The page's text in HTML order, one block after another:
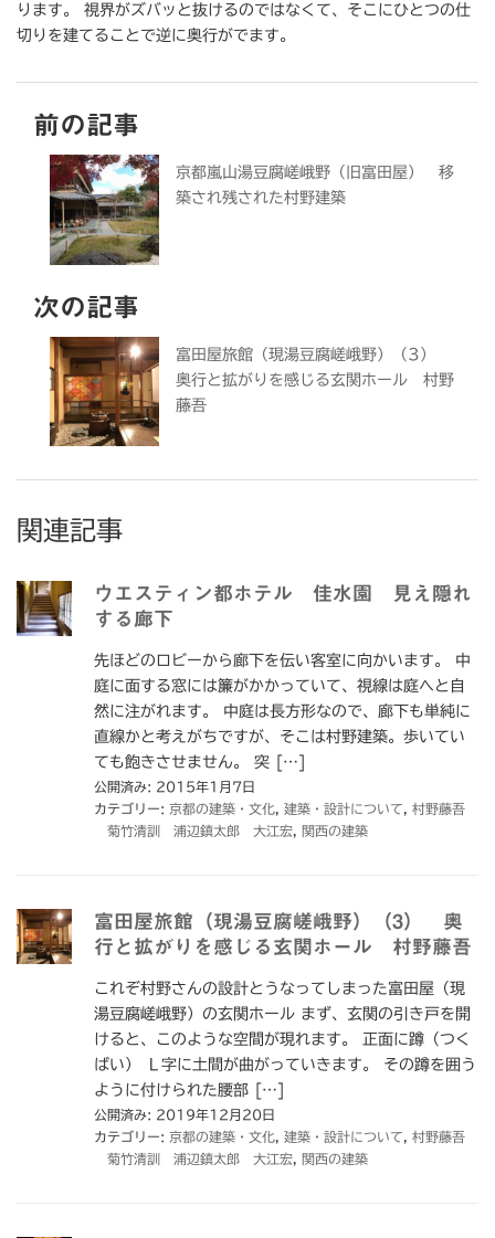
ります。 視界がズバッと抜けるのではなくて、そこにひとつの仕
切りを建てることで逆に奥行がでます。
前の記事
京都嵐山湯豆腐嵯峨野（旧富田屋） 移
築され残された村野建築
次の記事
富田屋旅館（現湯豆腐嵯峨野）（3）
奥行と拡がりを感じる玄関ホール 村野
藤吾
関連記事
ウエスティン都ホテル 佳水園 見え隠れ
する廊下
先ほどのロビーから廊下を伝い客室に向かいます。 中
庭に面する窓には簾がかかっていて、視線は庭へと自
然に注がれます。 中庭は長方形なので、廊下も単純に
直線かと考えがちですが、そこは村野建築。歩いてい
ても飽きさせません。 突 […]
公開済み: 2015年1月7日
カテゴリー: 京都の建築・文化, 建築・設計について, 村野藤吾
菊竹清訓 浦辺鎮太郎 大江宏, 関西の建築
富田屋旅館（現湯豆腐嵯峨野）（3） 奥
行と拡がりを感じる玄関ホール 村野藤吾
これぞ村野さんの設計とうなってしまった富田屋（現
湯豆腐嵯峨野）の玄関ホール まず、玄関の引き戸を開
けると、このような空間が現れます。 正面に蹲（つく
ばい） Ｌ字に土間が曲がっていきます。 その蹲を囲う
ように付けられた腰部 […]
公開済み: 2019年12月20日
カテゴリー: 京都の建築・文化, 建築・設計について, 村野藤吾
菊竹清訓 浦辺鎮太郎 大江宏, 関西の建築